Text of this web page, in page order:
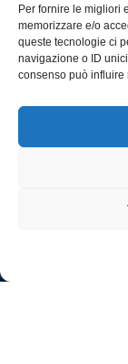
Per fornire le migliori
memorizzare e/o
queste tecnologie ci
navigazione o ID
consenso può influire
Tel.: 06328121